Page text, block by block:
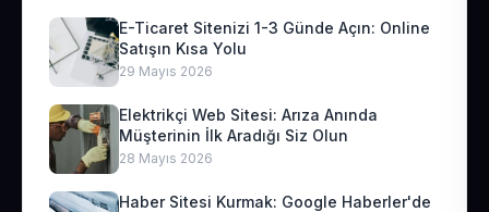
E-Ticaret Sitenizi 1-3 Günde Açın: Online
Satışın Kısa Yolu
29 Mayıs 2026
Elektrikçi Web Sitesi: Arıza Anında
Müşterinin İlk Aradığı Siz Olun
28 Mayıs 2026
Haber Sitesi Kurmak: Google Haberler'de